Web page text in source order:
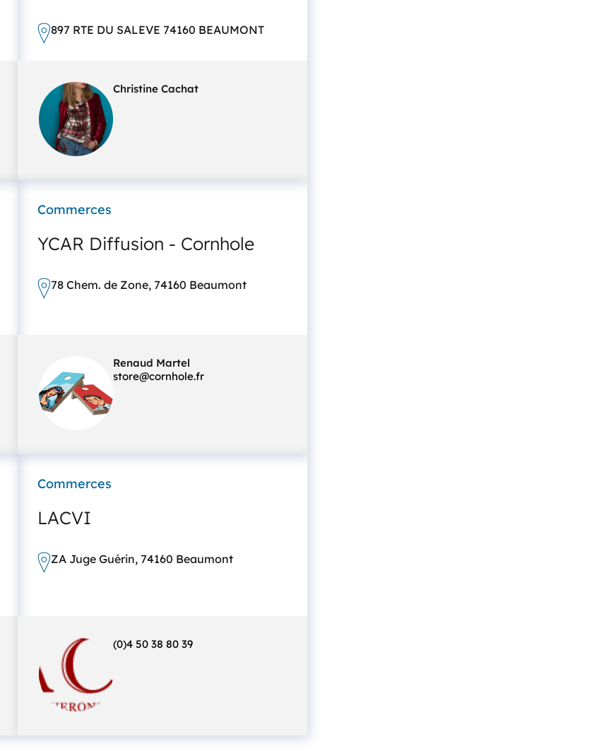
897 RTE DU SALEVE 74160 BEAUMONT
Christine Cachat
Commerces
YCAR Diffusion - Cornhole
78 Chem. de Zone, 74160 Beaumont
Renaud Martel
store@cornhole.fr
Commerces
LACVI
ZA Juge Guérin, 74160 Beaumont
(0)4 50 38 80 39